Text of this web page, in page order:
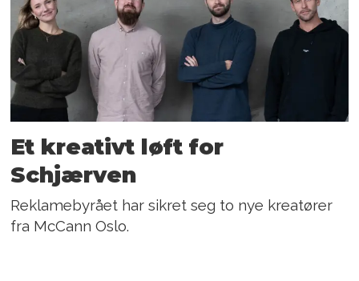
Et kreativt løft for
Schjærven
Reklamebyrået har sikret seg to nye kreatører
fra McCann Oslo.